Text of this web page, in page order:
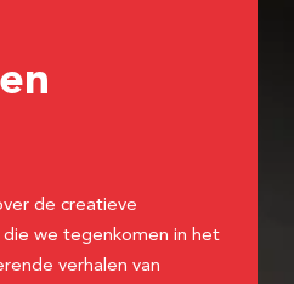
de creatieve
we tegenkomen in het
verhalen van